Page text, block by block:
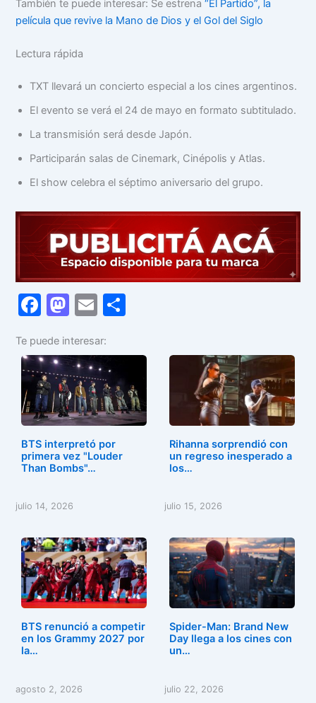
También te puede interesar: Se estrena“El Partido”, la
película que revive la Mano de Dios y el Gol del Siglo
Lectura rápida
TXT llevará un concierto especial a los cines argentinos.
El evento se verá el 24 de mayo en formato subtitulado.
La transmisión será desde Japón.
Participarán salas de Cinemark, Cinépolis y Atlas.
El show celebra el séptimo aniversario del grupo.
F
c
e
b
o
o
k
M
st
o
d
o
n
E
ai
l
m
ar
tir
Te puede interesar:
BTS interpretó por
primera vez "Louder
Than Bombs"…
julio 14, 2026
Rihanna sorprendió con
un regreso inesperado a
los…
julio 15, 2026
BTS renunció a competir
en los Grammy 2027 por
la…
agosto 2, 2026
Spider-Man: Brand New
Day llega a los cines con
un…
julio 22, 2026